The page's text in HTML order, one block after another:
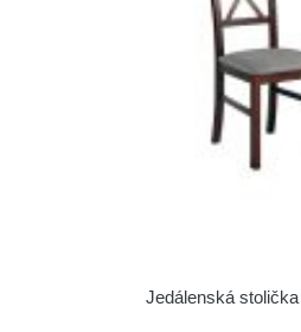
Jedálenská